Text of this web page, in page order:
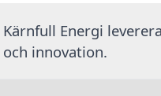
Kärnfull Energi
och innovation.